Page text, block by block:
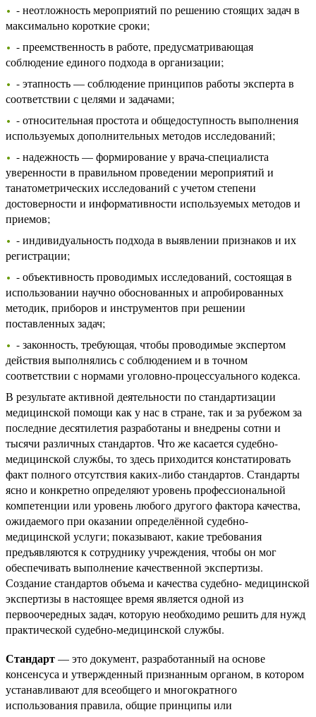
- неотложность мероприятий по решению стоящих задач в
максимально короткие сроки;
- преемственность в работе, предусматривающая
соблюдение единого подхода в организации;
- этапность — соблюдение принципов работы эксперта в
соответствии с целями и задачами;
- относительная простота и общедоступность выполнения
используемых дополнительных методов исследований;
- надежность — формирование у врача-специалиста
уверенности в правильном проведении мероприятий и
танатометрических исследований с учетом степени
достоверности и информативности используемых методов и
приемов;
- индивидуальность подхода в выявлении признаков и их
регистрации;
- объективность проводимых исследований, состоящая в
использовании научно обоснованных и апробированных
методик, приборов и инструментов при решении
поставленных задач;
- законность, требующая, чтобы проводимые экспертом
действия выполнялись с соблюдением и в точном
соответствии с нормами уголовно-процессуального кодекса.
В результате активной деятельности по стандартизации
медицинской помощи как у нас в стране, так и за рубежом за
последние десятилетия разработаны и внедрены сотни и
тысячи различных стандартов. Что же касается судебно-
медицинской службы, то здесь приходится констатировать
факт полного отсутствия каких-либо стандартов. Стандарты
ясно и конкретно определяют уровень профессиональной
компетенции или уровень любого другого фактора качества,
ожидаемого при оказании определённой судебно-
медицинской услуги; показывают, какие требования
предъявляются к сотруднику учреждения, чтобы он мог
обеспечивать выполнение качественной экспертизы.
Создание стандартов объема и качества судебно- медицинской
экспертизы в настоящее время является одной из
первоочередных задач, которую необходимо решить для нужд
практической судебно-медицинской службы.
Стандарт— это документ, разработанный на основе
консенсуса и утвержденный признанным органом, в котором
устанавливают для всеобщего и многократного
использования правила, общие принципы или